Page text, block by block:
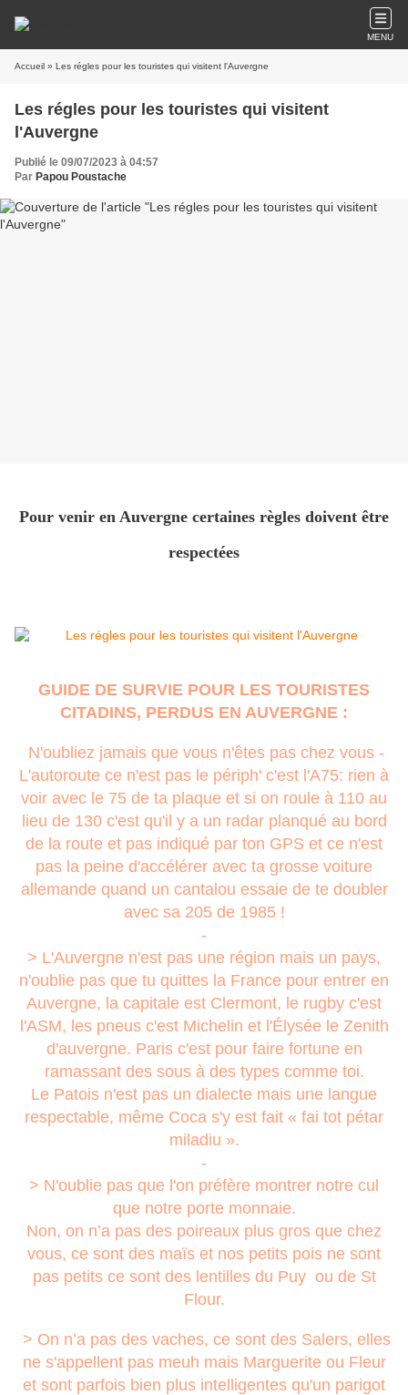
MENU
Accueil » Les régles pour les touristes qui visitent l'Auvergne
Les régles pour les touristes qui visitent
l'Auvergne
Publié le 09/07/2023 à 04:57
Par Papou Poustache
Pour venir en Auvergne certaines règles doivent être
respectées
GUIDE DE SURVIE POUR LES TOURISTES
CITADINS, PERDUS EN AUVERGNE :
N'oubliez jamais que vous n'êtes pas chez vous -
L'autoroute ce n'est pas le périph' c'est l'A75: rien à
voir avec le 75 de ta plaque et si on roule à 110 au
lieu de 130 c'est qu'il y a un radar planqué au bord
de la route et pas indiqué par ton GPS et ce n'est
pas la peine d'accélérer avec ta grosse voiture
allemande quand un cantalou essaie de te doubler
avec sa 205 de 1985 !
-
> L'Auvergne n'est pas une région mais un pays,
n'oublie pas que tu quittes la France pour entrer en
Auvergne, la capitale est Clermont, le rugby c'est
l'ASM, les pneus c'est Michelin et l'Élysée le Zenith
d'auvergne. Paris c'est pour faire fortune en
ramassant des sous à des types comme toi.
Le Patois n'est pas un dialecte mais une langue
respectable, même Coca s'y est fait « fai tot pétar
miladiu ».
-
> N'oublie pas que l'on préfère montrer notre cul
que notre porte monnaie.
Non, on n’a pas des poireaux plus gros que chez
vous, ce sont des maïs et nos petits pois ne sont
pas petits ce sont des lentilles du Puy ou de St
Flour.
> On n’a pas des vaches, ce sont des Salers, elles
ne s'appellent pas meuh mais Marguerite ou Fleur
et sont parfois bien plus intelligentes qu'un parigot